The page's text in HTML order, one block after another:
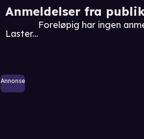
Anmeldelser fra
Laster...
Foreløpig har ingen
Annonse